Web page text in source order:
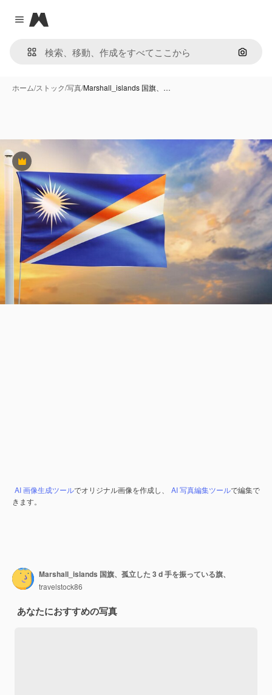
Close menu
Magnific
画像で
ホーム/ストック/写真/Marshall_islands 国旗、…
Premium
AI 画像生成ツールでオリジナル画像を作成し、 AI 写真編集ツールで編集で
きます。
Marshall_islands 国旗、孤立した 3 d 手を振っている旗、
travelstock86
あなたにおすすめの写真